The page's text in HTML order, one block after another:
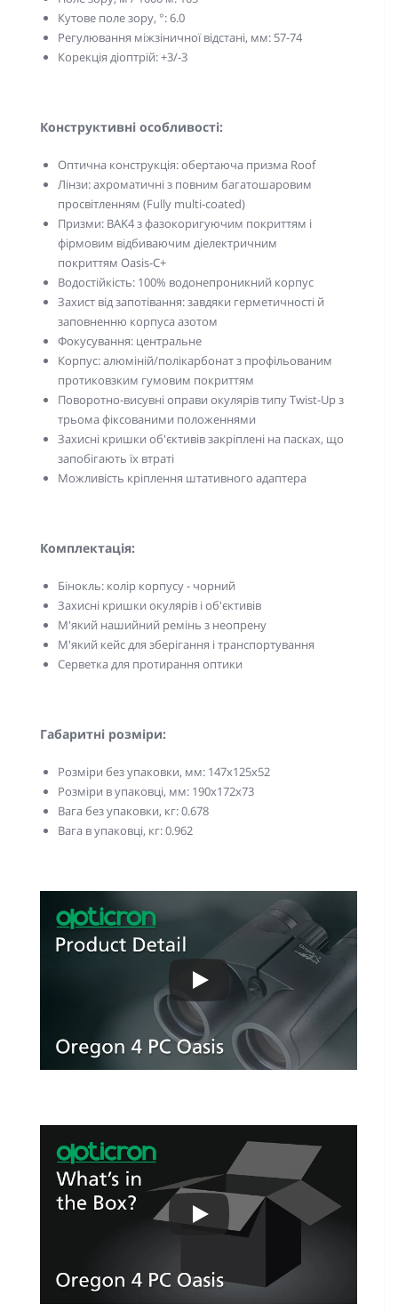
Кутове поле зору, °: 6.0
Регулювання міжзіничної відстані, мм: 57-74
Корекція діоптрій: +3/-3
Конструктивні особливості:
Оптична конструкція: обертаюча призма Roof
Лінзи: ахроматичні з повним багатошаровим
просвітленням (Fully multi-coated)
Призми: BAK4 з фазокоригуючим покриттям і
фірмовим відбиваючим діелектричним
покриттям Oasis-C+
Водостійкість: 100% водонепроникний корпус
Захист від запотівання: завдяки герметичності й
заповненню корпуса азотом
Фокусування: центральне
Корпус: алюміній/полікарбонат з профільованим
протиковзким гумовим покриттям
Поворотно-висувні оправи окулярів типу Twist-Up з
трьома фіксованими положеннями
Захисні кришки об'єктивів закріплені на пасках, що
запобігають їх втраті
Можливість кріплення штативного адаптера
Комплектація:
Бінокль: колір корпусу - чорний
Захисні кришки окулярів і об'єктивів
М'який нашийний ремінь з неопрену
М'який кейс для зберігання і транспортування
Серветка для протирання оптики
Габаритні розміри:
Розміри без упаковки, мм: 147x125х52
Розміри в упаковці, мм: 190x172х73
Вага без упаковки, кг: 0.678
Вага в упаковці, кг: 0.962